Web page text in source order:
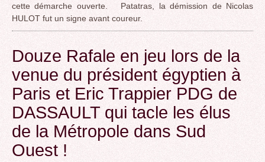
cette démarche ouverte. Patatras, la démission de Nicolas
HULOT fut un signe avant coureur.
Douze Rafale en jeu lors de la
venue du président égyptien à
Paris et Eric Trappier PDG de
DASSAULT qui tacle les élus
de la Métropole dans Sud
Ouest !